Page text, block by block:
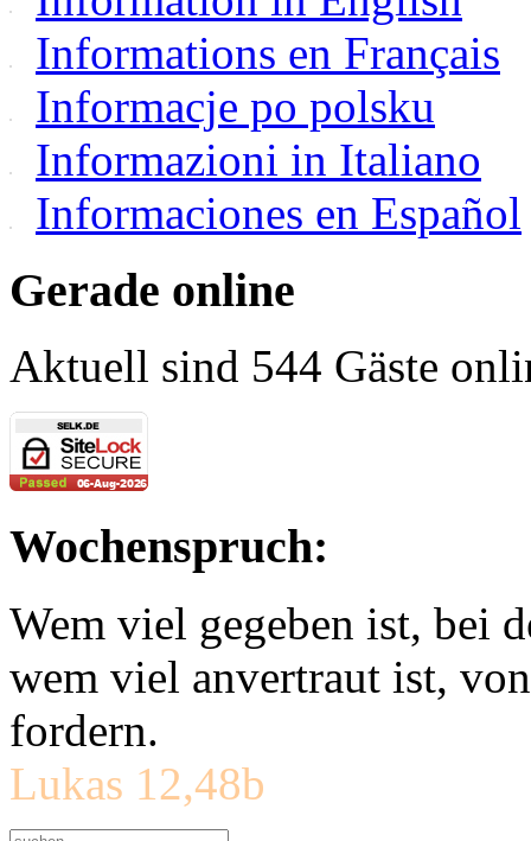
Informations en Français
Informacje po polsku
Informazioni in Italiano
Informaciones en Español
Gerade online
Aktuell sind 544 Gäste
Wochenspruch:
Wem viel gegeben ist, bei
wem viel anvertraut ist,
fordern.
Lukas 12,48b